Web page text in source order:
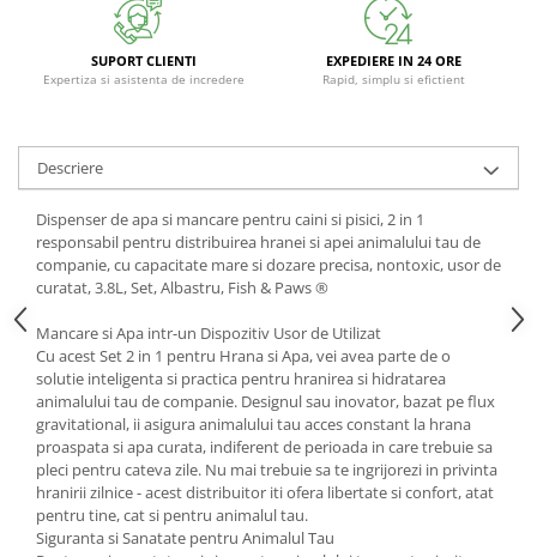
SUPORT CLIENTI
Expertiza si asistenta de incredere
EXPEDIERE IN 24 ORE
Rapid, simplu si efictient
Descriere
Dispenser de apa si mancare pentru caini si pisici, 2 in 1
responsabil pentru distribuirea hranei si apei animalului tau de
companie, cu capacitate mare si dozare precisa, nontoxic, usor de
curatat, 3.8L, Set, Albastru, Fish & Paws ®
Mancare si Apa intr-un Dispozitiv Usor de Utilizat
Cu acest Set 2 in 1 pentru Hrana si Apa, vei avea parte de o
solutie inteligenta si practica pentru hranirea si hidratarea
animalului tau de companie. Designul sau inovator, bazat pe flux
gravitational, ii asigura animalului tau acces constant la hrana
proaspata si apa curata, indiferent de perioada in care trebuie sa
pleci pentru cateva zile. Nu mai trebuie sa te ingrijorezi in privinta
hranirii zilnice - acest distribuitor iti ofera libertate si confort, atat
pentru tine, cat si pentru animalul tau.
Siguranta si Sanatate pentru Animalul Tau